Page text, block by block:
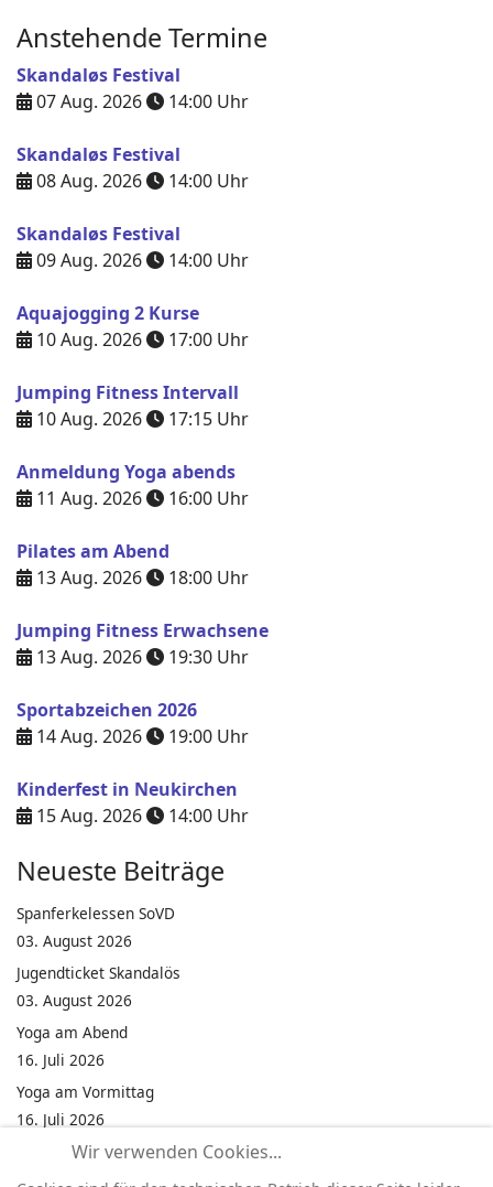
Anstehende Termine
Skandaløs Festival
07 Aug. 2026
14:00 Uhr
Skandaløs Festival
08 Aug. 2026
14:00 Uhr
Skandaløs Festival
09 Aug. 2026
14:00 Uhr
Aquajogging 2 Kurse
10 Aug. 2026
17:00 Uhr
Jumping Fitness Intervall
10 Aug. 2026
17:15 Uhr
Anmeldung Yoga abends
11 Aug. 2026
16:00 Uhr
Pilates am Abend
13 Aug. 2026
18:00 Uhr
Jumping Fitness Erwachsene
13 Aug. 2026
19:30 Uhr
Sportabzeichen 2026
14 Aug. 2026
19:00 Uhr
Kinderfest in Neukirchen
15 Aug. 2026
14:00 Uhr
Neueste Beiträge
Spanferkelessen SoVD
03. August 2026
Jugendticket Skandalös
03. August 2026
Yoga am Abend
16. Juli 2026
Yoga am Vormittag
16. Juli 2026
Pilates am Abend
16. Juli 2026
Wir verwenden Cookies...